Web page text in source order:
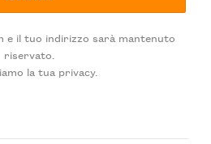
e il tuo indirizzo sarà mantenuto
riservato.
la tua privacy.